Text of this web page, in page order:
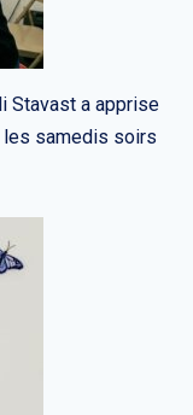
Stavast a apprise
samedis soirs